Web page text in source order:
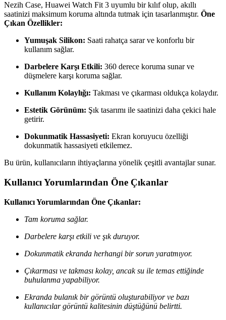
Nezih Case, Huawei Watch Fit 3 uyumlu bir kılıf olup, akıllı
saatinizi maksimum koruma altında tutmak için tasarlanmıştır. Öne
Çıkan Özellikler:
Yumuşak Silikon: Saati rahatça sarar ve konforlu bir
kullanım sağlar.
Darbelere Karşı Etkili: 360 derece koruma sunar ve
düşmelere karşı koruma sağlar.
Kullanım Kolaylığı: Takması ve çıkarması oldukça kolaydır.
Estetik Görünüm: Şık tasarımı ile saatinizi daha çekici hale
getirir.
Dokunmatik Hassasiyeti: Ekran koruyucu özelliği
dokunmatik hassasiyeti etkilemez.
Bu ürün, kullanıcıların ihtiyaçlarına yönelik çeşitli avantajlar sunar.
Kullanıcı Yorumlarından Öne Çıkanlar
Kullanıcı Yorumlarından Öne Çıkanlar:
Tam koruma sağlar.
Darbelere karşı etkili ve şık duruyor.
Dokunmatik ekranda herhangi bir sorun yaratmıyor.
Çıkarması ve takması kolay, ancak su ile temas ettiğinde
buhulanma yapabiliyor.
Ekranda bulanık bir görüntü oluşturabiliyor ve bazı
kullanıcılar görüntü kalitesinin düştüğünü belirtti.